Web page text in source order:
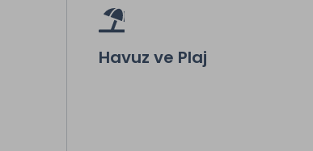
Havuz ve Plaj